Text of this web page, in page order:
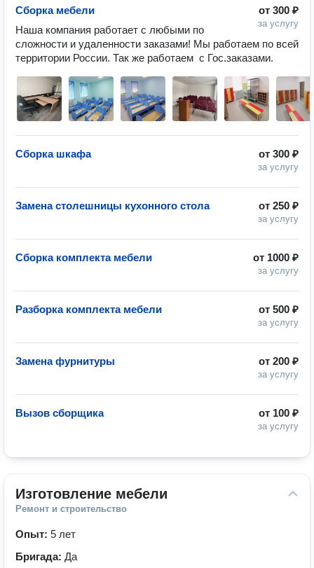
от 300 ₽
за услугу
Сборка мебели
Наша компания работает с любыми по
сложности и удаленности заказами! Мы работаем по всей
территории России. Так же работаем  с Гос.заказами.
от 300 ₽
за услугу
Сборка шкафа
от 250 ₽
за услугу
Замена столешницы кухонного стола
от 1000 ₽
за услугу
Сборка комплекта мебели
от 500 ₽
за услугу
Разборка комплекта мебели
от 200 ₽
за услугу
Замена фурнитуры
от 100 ₽
за услугу
Вызов сборщика
Изготовление мебели
Ремонт и строительство
Опыт: 5 лет
Бригада: Да